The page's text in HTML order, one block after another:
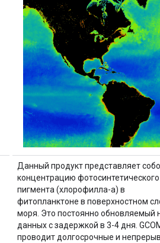
Данный продукт представляет
концентрацию фотосинтетического
пигмента (хлорофилла-а) в
фитопланктоне в поверхностном
моря. Это постоянно обновляемый
данных с задержкой в ​​3-4 дня.
проводит долгосрочные и